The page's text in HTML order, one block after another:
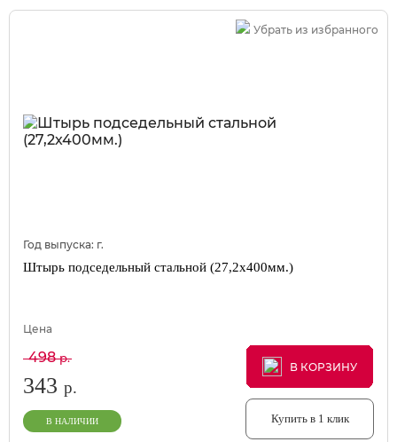
Убрать из избранного
Год выпуска: г.
Штырь подседельный стальной (27,2х400мм.)
Цена
498р.
343 р.
В НАЛИЧИИ
В КОРЗИНУ
В КОРЗИНУ
В КОРЗИНУ
Купить в 1 клик